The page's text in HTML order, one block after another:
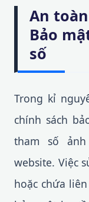
An
Bảo
số
Trong kỉ
chính sách
tham số
website. Việc
hoặc chứa